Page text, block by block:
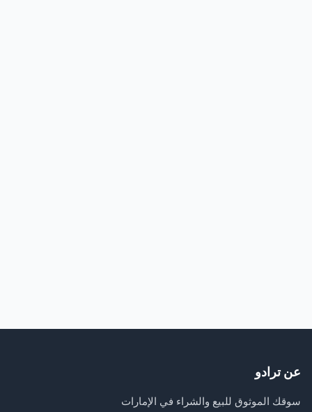
عن ترادو
سوقك الموثوق للبيع والشراء في الإمارات